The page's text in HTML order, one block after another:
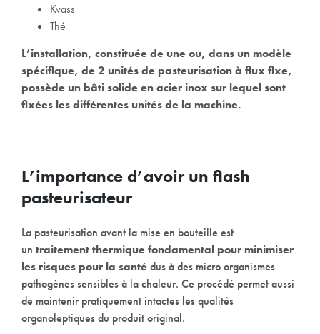
Kvass
Thé
L’installation, constituée de une ou, dans un modèle
spécifique, de 2 unités de pasteurisation à flux fixe,
possède un bâti solide en acier inox sur lequel sont
fixées les différentes unités de la machine.
L’importance d’avoir un flash
pasteurisateur
La pasteurisation avant la mise en bouteille est
un traitement thermique fondamental pour minimiser
les risques pour la santédus à des micro organismes
pathogènes sensibles à la chaleur. Ce procédé permet aussi
de maintenir pratiquement intactes les qualités
organoleptiques du produit original.